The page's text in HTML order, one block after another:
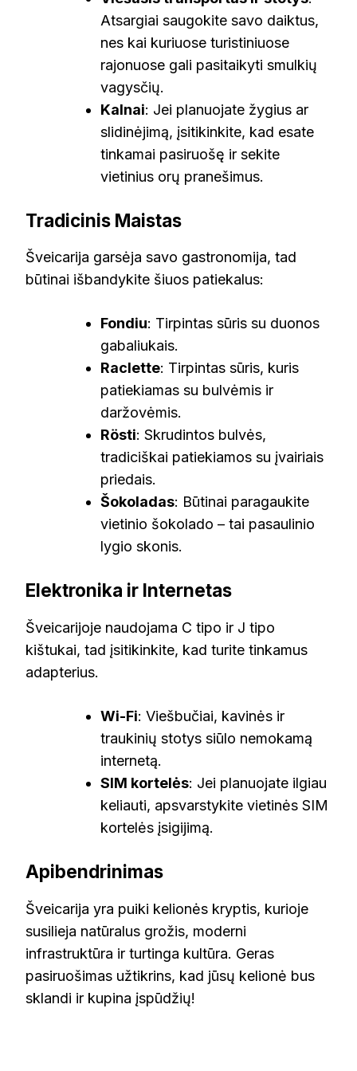
Atsargiai saugokite savo daiktus,
nes kai kuriuose turistiniuose
rajonuose gali pasitaikyti smulkių
vagysčių.
Kalnai: Jei planuojate žygius ar
slidinėjimą, įsitikinkite, kad esate
tinkamai pasiruošę ir sekite
vietinius orų pranešimus.
Tradicinis Maistas
Šveicarija garsėja savo gastronomija, tad
būtinai išbandykite šiuos patiekalus:
Fondiu: Tirpintas sūris su duonos
gabaliukais.
Raclette: Tirpintas sūris, kuris
patiekiamas su bulvėmis ir
daržovėmis.
Rösti: Skrudintos bulvės,
tradiciškai patiekiamos su įvairiais
priedais.
Šokoladas: Būtinai paragaukite
vietinio šokolado – tai pasaulinio
lygio skonis.
Elektronika ir Internetas
Šveicarijoje naudojama C tipo ir J tipo
kištukai, tad įsitikinkite, kad turite tinkamus
adapterius.
Wi-Fi: Viešbučiai, kavinės ir
traukinių stotys siūlo nemokamą
internetą.
SIM kortelės: Jei planuojate ilgiau
keliauti, apsvarstykite vietinės SIM
kortelės įsigijimą.
Apibendrinimas
Šveicarija yra puiki kelionės kryptis, kurioje
susilieja natūralus grožis, moderni
infrastruktūra ir turtinga kultūra. Geras
pasiruošimas užtikrins, kad jūsų kelionė bus
sklandi ir kupina įspūdžių!